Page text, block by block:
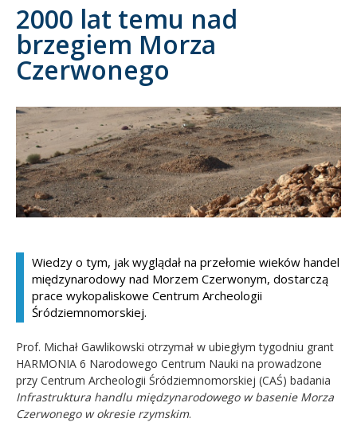
Doktorant
Pracownik
Absolwent
2000 lat temu nad
brzegiem Morza
Czerwonego
Wiedzy o tym, jak wyglądał na przełomie wieków handel
międzynarodowy nad Morzem Czerwonym, dostarczą
prace wykopaliskowe Centrum Archeologii
Śródziemnomorskiej.
Prof. Michał Gawlikowski otrzymał w ubiegłym tygodniu grant
HARMONIA 6 Narodowego Centrum Nauki na prowadzone
przy Centrum Archeologii Śródziemnomorskiej (CAŚ) badania
Infrastruktura handlu międzynarodowego w basenie Morza
Czerwonego w okresie rzymskim.